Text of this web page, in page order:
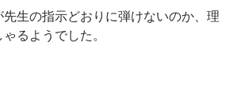
生の指示どおりに弾けないのか、理
るようでした。